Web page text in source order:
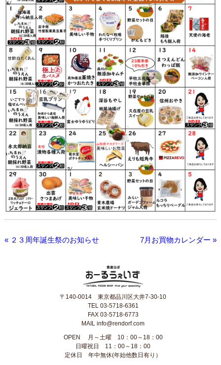
« ２３周年誕生祭のお知らせ 7月お買物カレンダー »
〒140-0014 東京都品川区大井7-30-10
TEL 03-5718-6361
FAX 03-5718-6773
MAIL info@rendorf.com
OPEN
月～土曜 10：00～18：00
日曜祝日 11：00～18：00
定休日 年中無休(年始他数日有り）